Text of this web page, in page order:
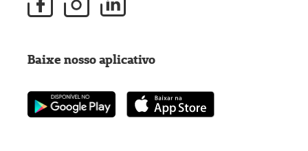
Baixe nosso aplicativo